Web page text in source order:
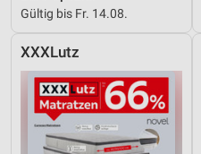
Gültig bis Fr. 14.08.
XXXLutz